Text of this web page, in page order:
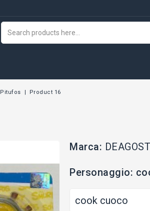
Pitufos Product 16
Marca:
Personaggio: